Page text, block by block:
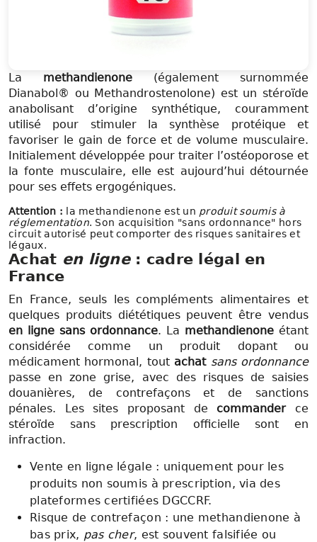
La methandienone (également surnommée
Dianabol® ou Methandrostenolone) est un stéroïde
anabolisant d’origine synthétique, couramment
utilisé pour stimuler la synthèse protéique et
favoriser le gain de force et de volume musculaire.
Initialement développée pour traiter l’ostéoporose et
la fonte musculaire, elle est aujourd’hui détournée
pour ses effets ergogéniques.
Attention : la methandienone est un produit soumis à
réglementation. Son acquisition "sans ordonnance" hors
circuit autorisé peut comporter des risques sanitaires et
légaux.
Achat en ligne: cadre légal en
France
En France, seuls les compléments alimentaires et
quelques produits diététiques peuvent être vendus
en ligne sans ordonnance. La methandienone étant
considérée comme un produit dopant ou
médicament hormonal, tout achat sans ordonnance
passe en zone grise, avec des risques de saisies
douanières, de contrefaçons et de sanctions
pénales. Les sites proposant de commanderce
stéroïde sans prescription officielle sont en
infraction.
Vente en ligne légale : uniquement pour les
produits non soumis à prescription, via des
plateformes certifiées DGCCRF.
Risque de contrefaçon : une methandienone à
bas prix, pas cher, est souvent falsifiée ou